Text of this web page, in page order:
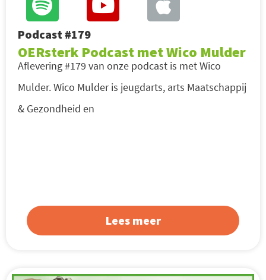
Podcast #179
OERsterk Podcast met Wico Mulder
Aflevering #179 van onze podcast is met Wico
Mulder. Wico Mulder is jeugdarts, arts Maatschappij
& Gezondheid en
Lees meer